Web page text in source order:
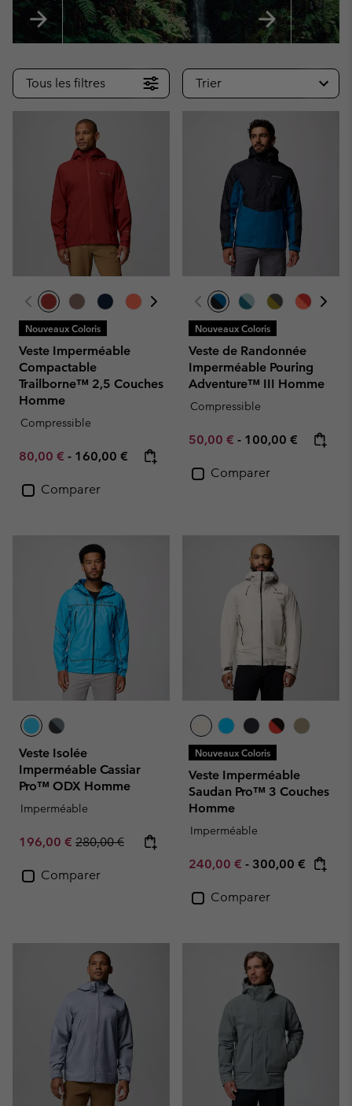
Tous les filtres Trier
Nouveaux Coloris
Veste Imperméable
Compactable
Trailborne™ 2,5 Couches
Homme
Compressible
Minimum sale price:
80,00 € - Maximum price:
160,00 €
Comparer
Nouveaux Coloris
Veste de Randonnée
Imperméable Pouring
Adventure™ III Homme
Compressible
Minimum sale price:
50,00 € - Maximum price:
100,00 €
Comparer
Veste Isolée
Imperméable Cassiar
Pro™ ODX Homme
Imperméable
Sale price:
196,00 € Regular price:
280,00 €
Comparer
Nouveaux Coloris
Veste Imperméable
Saudan Pro™ 3 Couches
Homme
Imperméable
Minimum sale price:
240,00 € - Maximum price:
300,00 €
Comparer